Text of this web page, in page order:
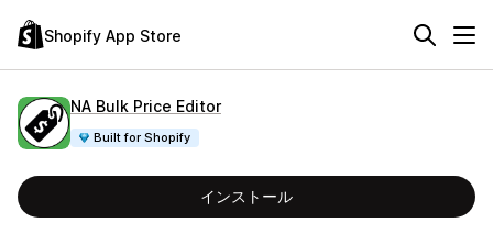
Shopify App Store
NA Bulk Price Editor
Built for Shopify
インストール